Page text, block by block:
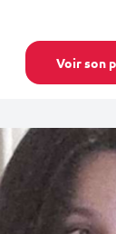
Voir son